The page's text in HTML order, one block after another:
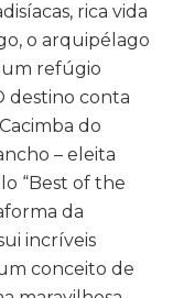
rica vida
o arquipélago
um refúgio
destino conta
do
– eleita
“Best of the
da
incríveis
conceito de